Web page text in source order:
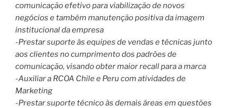
comunicação efetivo para viabilização de novos
negócios e também manutenção positiva da imagem
institucional da empresa
-Prestar suporte às equipes de vendas e técnicas junto
aos clientes no cumprimento dos padrões de
comunicação, visando obter maior recall para a marca
-Auxiliar a RCOA Chile e Peru com atividades de
Marketing
-Prestar suporte técnico às demais áreas em questões